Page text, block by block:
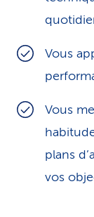
Vous
Vous
plans
vos